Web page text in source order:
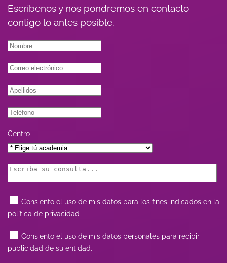
Escríbenos y nos pondremos en contacto
contigo lo antes posible.
Centro
Consiento el uso de mis datos para los fines indicados en la
política de privacidad
Consiento el uso de mis datos personales para recibir
publicidad de su entidad.